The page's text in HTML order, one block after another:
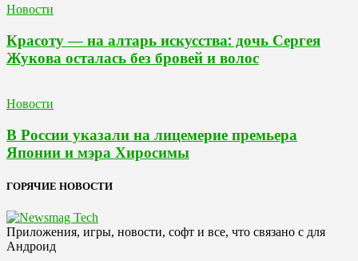
Новости
Красоту — на алтарь искусства: дочь Сергея
Жукова осталась без бровей и волос
Новости
В России указали на лицемерие премьера
Японии и мэра Хиросимы
ГОРЯЧИЕ НОВОСТИ
Приложения, игры, новости, софт и все, что связано с для
Андроид